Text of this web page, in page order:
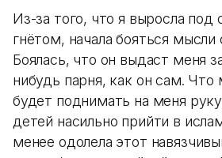
Из-за того, что я выросла под
гнётом, начала бояться
Боялась, что он выдаст меня
нибудь парня, как он сам.
будет поднимать на меня
детей насильно прийти в
менее одолела этот